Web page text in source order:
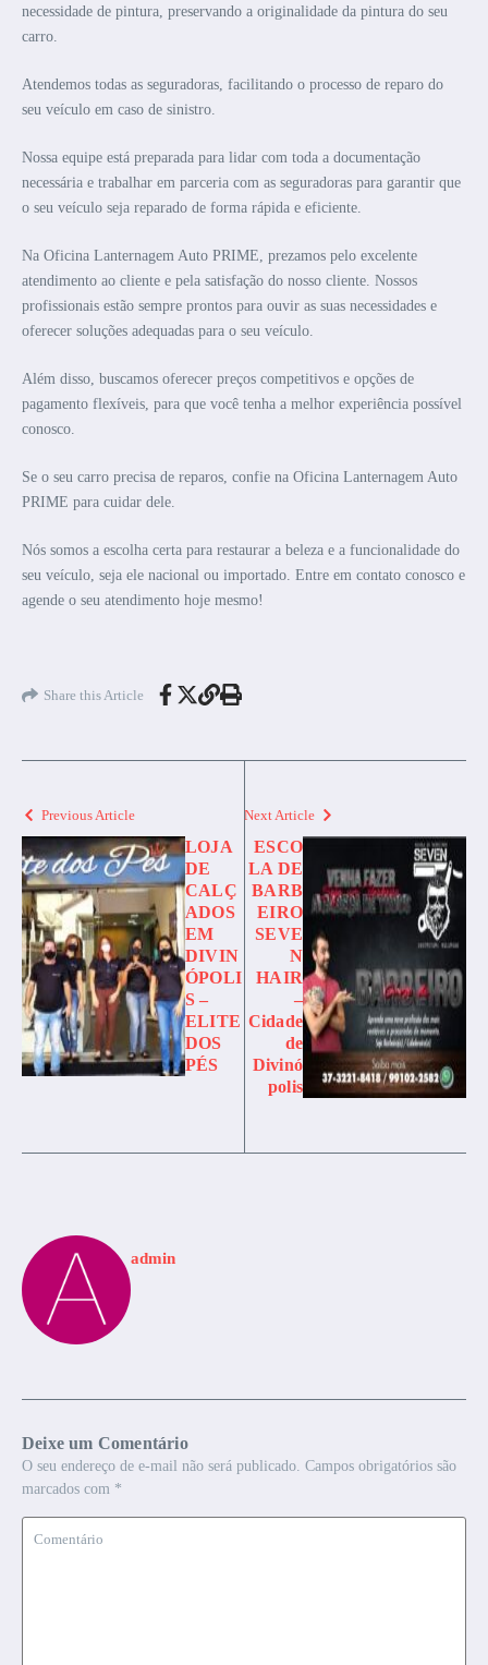
necessidade de pintura, preservando a originalidade da pintura do seu
carro.
Atendemos todas as seguradoras, facilitando o processo de reparo do
seu veículo em caso de sinistro.
Nossa equipe está preparada para lidar com toda a documentação
necessária e trabalhar em parceria com as seguradoras para garantir que
o seu veículo seja reparado de forma rápida e eficiente.
Na Oficina Lanternagem Auto PRIME, prezamos pelo excelente
atendimento ao cliente e pela satisfação do nosso cliente. Nossos
profissionais estão sempre prontos para ouvir as suas necessidades e
oferecer soluções adequadas para o seu veículo.
Além disso, buscamos oferecer preços competitivos e opções de
pagamento flexíveis, para que você tenha a melhor experiência possível
conosco.
Se o seu carro precisa de reparos, confie na Oficina Lanternagem Auto
PRIME para cuidar dele.
Nós somos a escolha certa para restaurar a beleza e a funcionalidade do
seu veículo, seja ele nacional ou importado. Entre em contato conosco e
agende o seu atendimento hoje mesmo!
Share this Article
Previous Article
LOJA
DE
CALÇ
ADOS
EM
DIVIN
ÓPOLI
S –
ELITE
DOS
PÉS
Next Article
ESCO
LA DE
BARB
EIRO
SEVE
N
HAIR
–
Cidade
de
Divinó
polis
admin
Deixe um Comentário
O seu endereço de e-mail não será publicado. Campos obrigatórios são
marcados com *